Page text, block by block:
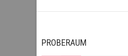
PROBERAUM